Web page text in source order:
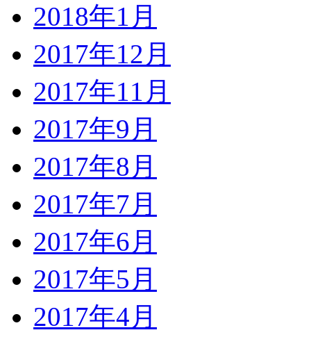
2018年1月
2017年12月
2017年11月
2017年9月
2017年8月
2017年7月
2017年6月
2017年5月
2017年4月